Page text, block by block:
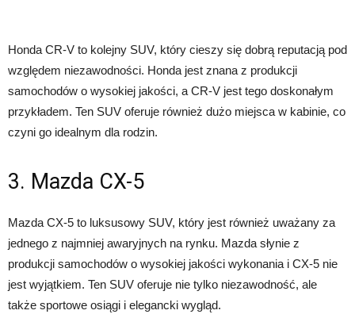
Honda CR-V to kolejny SUV, który cieszy się dobrą reputacją pod
względem niezawodności. Honda jest znana z produkcji
samochodów o wysokiej jakości, a CR-V jest tego doskonałym
przykładem. Ten SUV oferuje również dużo miejsca w kabinie, co
czyni go idealnym dla rodzin.
3. Mazda CX-5
Mazda CX-5 to luksusowy SUV, który jest również uważany za
jednego z najmniej awaryjnych na rynku. Mazda słynie z
produkcji samochodów o wysokiej jakości wykonania i CX-5 nie
jest wyjątkiem. Ten SUV oferuje nie tylko niezawodność, ale
także sportowe osiągi i elegancki wygląd.